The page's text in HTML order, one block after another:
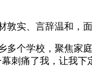
敦实、言辞温和，
多个学校，聚焦家
刺痛了我，让我下